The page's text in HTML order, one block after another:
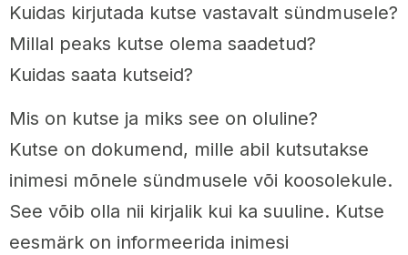
Kuidas kirjutada kutse vastavalt sündmusele?
Millal peaks kutse olema saadetud?
Kuidas saata kutseid?
Mis on kutse ja miks see on oluline?
Kutse on dokumend, mille abil kutsutakse
inimesi mõnele sündmusele või koosolekule.
See võib olla nii kirjalik kui ka suuline. Kutse
eesmärk on informeerida inimesi